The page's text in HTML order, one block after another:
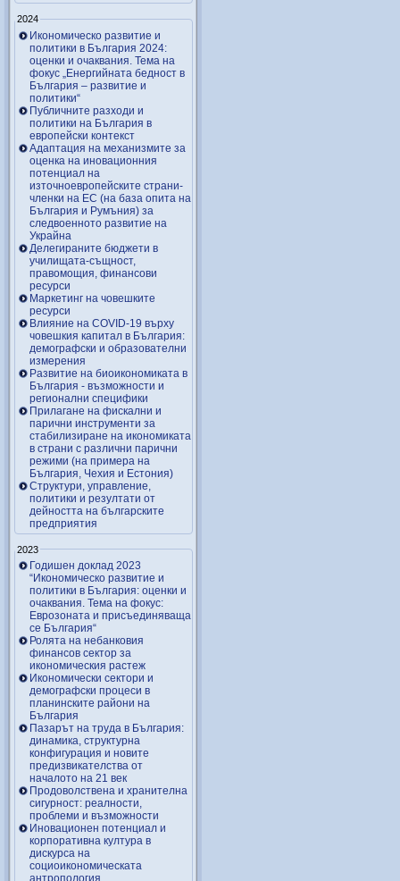
2024
Икономическо развитие и
политики в България 2024:
оценки и очаквания. Тема на
фокус „Енергийната бедност в
България – развитие и
политики“
Публичните разходи и
политики на България в
европейски контекст
Адаптация на механизмите за
оценка на иновационния
потенциал на
източноевропейските страни-
членки на ЕС (на база опита на
България и Румъния) за
следвоенното развитие на
Украйна
Делегираните бюджети в
училищата-същност,
правомощия, финансови
ресурси
Маркетинг на човешките
ресурси
Влияние на COVID-19 върху
човешкия капитал в България:
демографски и образователни
измерения
Развитие на биоикономиката в
България - възможности и
регионални специфики
Прилагане на фискални и
парични инструменти за
стабилизиране на икономиката
в страни с различни парични
режими (на примера на
България, Чехия и Естония)
Структури, управление,
политики и резултати от
дейността на българските
предприятия
2023
Годишен доклад 2023
“Икономическо развитие и
политики в България: оценки и
очаквания. Тема на фокус:
Еврозоната и присъединяваща
се България“
Ролята на небанковия
финансов сектор за
икономическия растеж
Икономически сектори и
демографски процеси в
планинските райони на
България
Пазарът на труда в България:
динамика, структурна
конфигурация и новите
предизвикателства от
началото на 21 век
Продоволствена и хранителна
сигурност: реалности,
проблеми и възможности
Иновационен потенциал и
корпоративна култура в
дискурса на
социоикономическата
антропология